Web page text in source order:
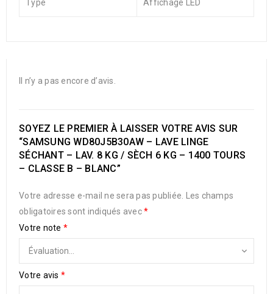
Type Affichage LED
Il n’y a pas encore d’avis.
SOYEZ LE PREMIER À LAISSER VOTRE AVIS SUR
“SAMSUNG WD80J5B30AW – LAVE LINGE
SÉCHANT – LAV. 8 KG / SÈCH 6 KG – 1400 TOURS
– CLASSE B – BLANC”
Votre adresse e-mail ne sera pas publiée.
Les champs
obligatoires sont indiqués avec*
Votre note *
Votre avis *